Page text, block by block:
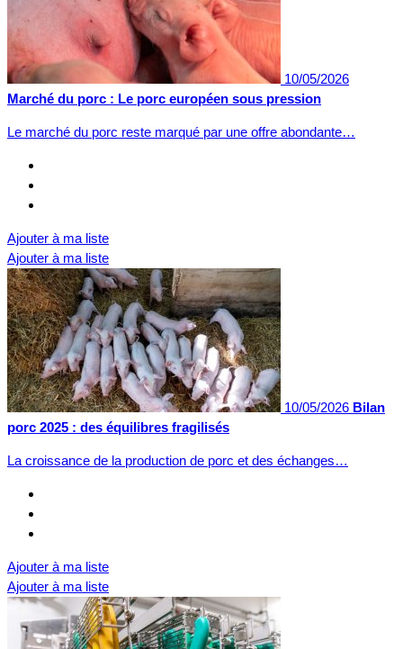
10/05/2026
Marché du porc : Le porc européen sous pression
Le marché du porc reste marqué par une offre abondante…
Ajouter à ma liste
Ajouter à ma liste
10/05/2026 Bilan
porc 2025 : des équilibres fragilisés
La croissance de la production de porc et des échanges…
Ajouter à ma liste
Ajouter à ma liste